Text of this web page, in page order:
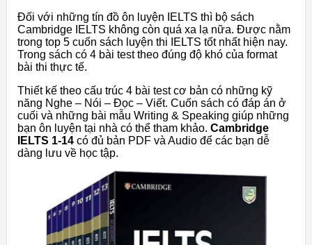
Đối với những tín đồ ôn luyện IELTS thì bộ sách
Cambridge IELTS không còn quá xa lạ nữa. Được nằm
trong top 5 cuốn sách luyện thi IELTS tốt nhất hiện nay.
Trong sách có 4 bài test theo đúng độ khó của format
bài thi thực tế.
Thiết kế theo cấu trúc 4 bài test cơ bản có những kỹ
năng Nghe – Nói – Đọc – Viết. Cuốn sách có đáp án ở
cuối và những bài mẫu Writing & Speaking giúp những
bạn ôn luyện tại nhà có thể tham khảo. Cambridge
IELTS 1-14 có đủ bản PDF và Audio để các bạn dễ
dàng lưu về học tập.